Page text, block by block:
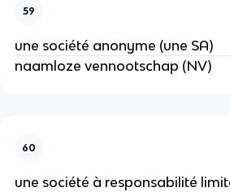
59
une société anonyme (une SA)
naamloze vennootschap (NV)
60
une société à responsabilité